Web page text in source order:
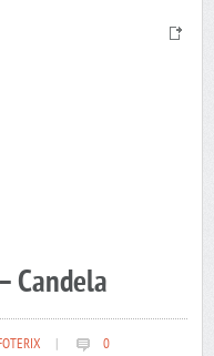
Candela
0